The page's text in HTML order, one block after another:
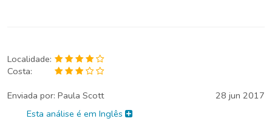
Localidade:
Costa:
Enviada por: Paula Scott
28 jun 2017
Esta análise é em Inglês